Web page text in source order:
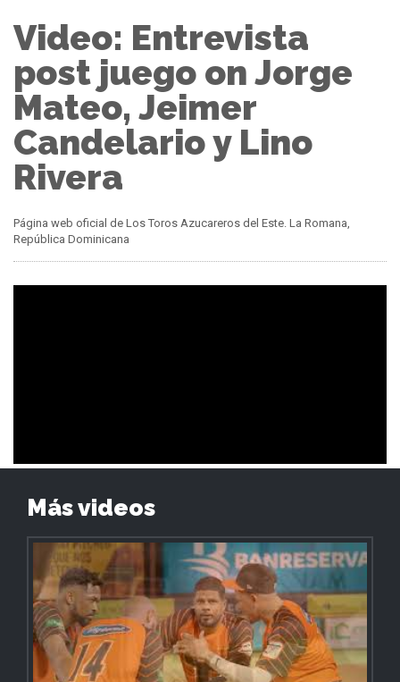
Video: Entrevista
post juego on Jorge
Mateo, Jeimer
Candelario y Lino
Rivera
Página web oficial de Los Toros Azucareros del Este. La Romana,
República Dominicana
Más videos